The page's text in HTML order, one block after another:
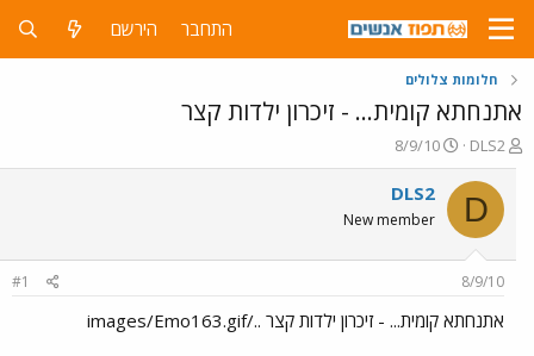
התחבר הירשם
חלומות צלולים
אתנחתא קומית... - זיכרון ילדות קצר
פ
ו
ת
ח
ה
ו
ש
א
DLS2
פ
ו
ר
ר
8/9/10
D
DLS2
New member
8/9/10
#1
אתנחתא קומית... - זיכרון ילדות קצר ../images/Emo163.gif